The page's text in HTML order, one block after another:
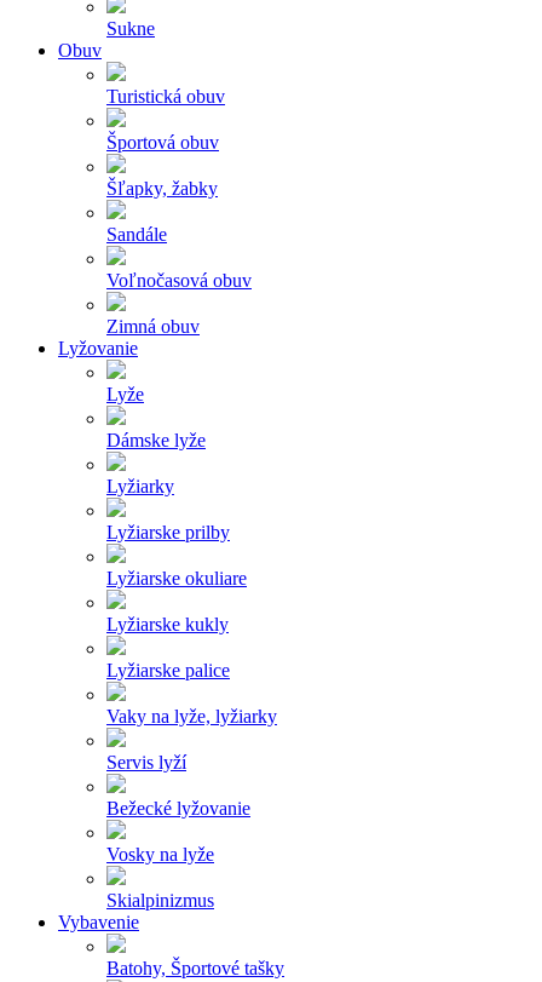
Sukne
Obuv
Turistická obuv
Športová obuv
Šľapky, žabky
Sandále
Voľnočasová obuv
Zimná obuv
Lyžovanie
Lyže
Dámske lyže
Lyžiarky
Lyžiarske prilby
Lyžiarske okuliare
Lyžiarske kukly
Lyžiarske palice
Vaky na lyže, lyžiarky
Servis lyží
Bežecké lyžovanie
Vosky na lyže
Skialpinizmus
Vybavenie
Batohy, Športové tašky